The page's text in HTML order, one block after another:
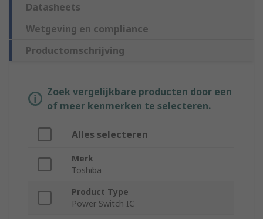
Datasheets
Wetgeving en compliance
Productomschrijving
Zoek vergelijkbare producten door een
of meer kenmerken te selecteren.
Alles selecteren
Merk
Toshiba
Product Type
Power Switch IC